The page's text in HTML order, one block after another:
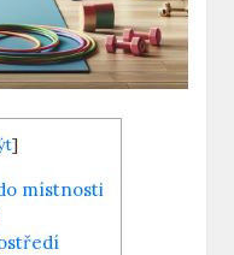
]
místnosti